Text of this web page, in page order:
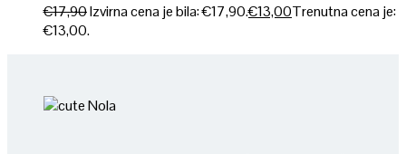
€17,90Izvirna cena je bila: €17,90.€13,00Trenutna cena je:
€13,00.